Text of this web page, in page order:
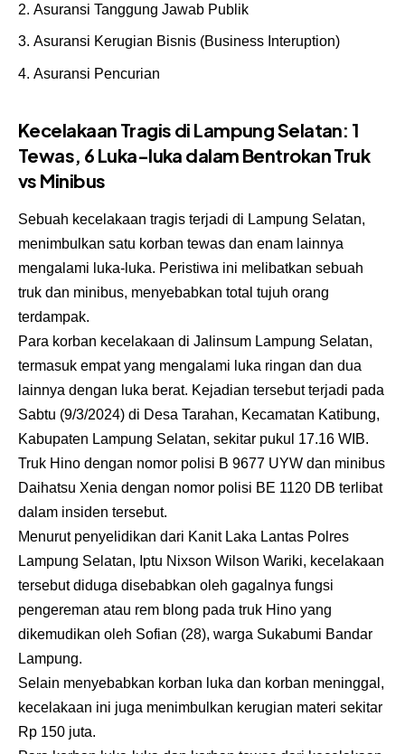
Asuransi Tanggung Jawab Publik
Asuransi Kerugian Bisnis (Business Interuption)
Asuransi Pencurian
Kecelakaan Tragis di Lampung Selatan: 1
Tewas, 6 Luka-luka dalam Bentrokan Truk
vs Minibus
Sebuah kecelakaan tragis terjadi di Lampung Selatan,
menimbulkan satu korban tewas dan enam lainnya
mengalami luka-luka. Peristiwa ini melibatkan sebuah
truk dan minibus, menyebabkan total tujuh orang
terdampak.
Para korban kecelakaan di Jalinsum Lampung Selatan,
termasuk empat yang mengalami luka ringan dan dua
lainnya dengan luka berat. Kejadian tersebut terjadi pada
Sabtu (9/3/2024) di Desa Tarahan, Kecamatan Katibung,
Kabupaten Lampung Selatan, sekitar pukul 17.16 WIB.
Truk Hino dengan nomor polisi B 9677 UYW dan minibus
Daihatsu Xenia dengan nomor polisi BE 1120 DB terlibat
dalam insiden tersebut.
Menurut penyelidikan dari Kanit Laka Lantas Polres
Lampung Selatan, Iptu Nixson Wilson Wariki, kecelakaan
tersebut diduga disebabkan oleh gagalnya fungsi
pengereman atau rem blong pada truk Hino yang
dikemudikan oleh Sofian (28), warga Sukabumi Bandar
Lampung.
Selain menyebabkan korban luka dan korban meninggal,
kecelakaan ini juga menimbulkan kerugian materi sekitar
Rp 150 juta.